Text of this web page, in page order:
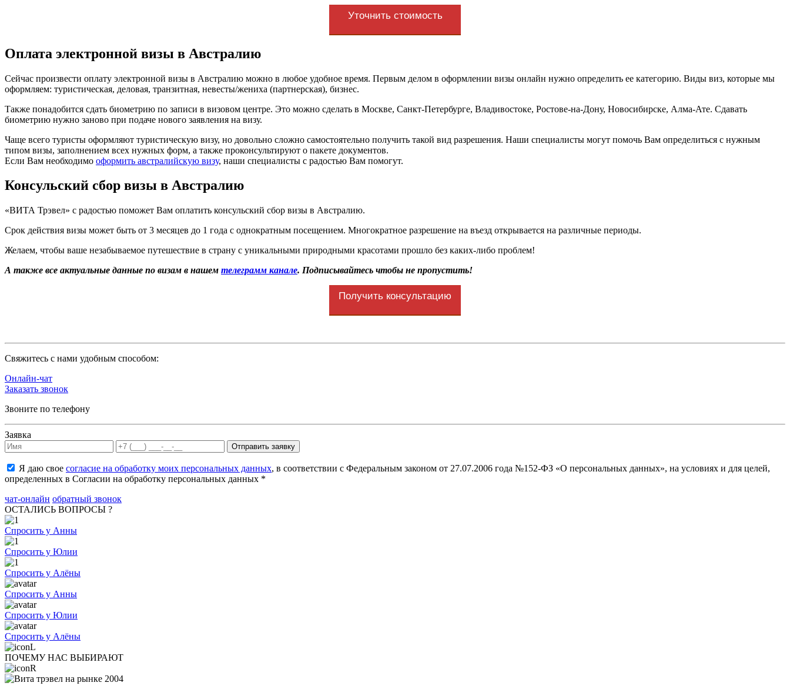
Уточнить стоимость
Оплата электронной визы в Австралию
Сейчас произвести оплату электронной визы в Австралию можно в любое удобное время. Первым делом в оформлении визы онлайн нужно определить ее категорию. Виды виз, которые мы
оформляем: туристическая, деловая, транзитная, невесты/жениха (партнерская), бизнес.
Также понадобится сдать биометрию по записи в визовом центре. Это можно сделать в Москве, Санкт-Петербурге, Владивостоке, Ростове-на-Дону, Новосибирске, Алма-Ате. Сдавать
биометрию нужно заново при подаче нового заявления на визу.
Чаще всего туристы оформляют туристическую визу, но довольно сложно самостоятельно получить такой вид разрешения. Наши специалисты могут помочь Вам определиться с нужным
типом визы, заполнением всех нужных форм, а также проконсультируют о пакете документов.
Если Вам необходимо оформить австралийскую визу, наши специалисты с радостью Вам помогут.
Консульский сбор визы в Австралию
«ВИТА Трэвел» с радостью поможет Вам оплатить консульский сбор визы в Австралию.
Срок действия визы может быть от 3 месяцев до 1 года с однократным посещением. Многократное разрешение на въезд открывается на различные периоды.
Желаем, чтобы ваше незабываемое путешествие в страну с уникальными природными красотами прошло без каких-либо проблем!
А также все актуальные данные по визам в нашем телеграмм канале. Подписывайтесь чтобы не пропустить!
Получить консультацию
Cвяжитесь с нами удобным способом:
Онлайн-чат
Заказать звонок
Звоните по телефону
Заявка
Я даю свое согласие на обработку моих персональных данных, в соответствии с Федеральным законом от 27.07.2006 года №152-ФЗ «О персональных данных», на условиях и для целей,
определенных в Согласии на обработку персональных данных *
чат-онлайн обратный звонок
ОСТАЛИСЬ ВОПРОСЫ ?
Спросить у Анны
Спросить у Юлии
Спросить у Алёны
Спросить у Анны
Спросить у Юлии
Спросить у Алёны
ПОЧЕМУ НАС ВЫБИРАЮТ